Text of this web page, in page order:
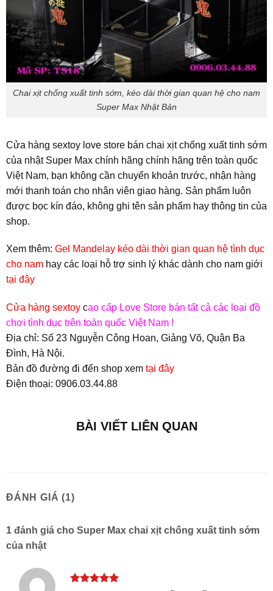
Chai xịt chống xuất tinh sớm, kéo dài thời gian quan hệ cho nam
Super Max Nhật Bản
Cửa hàng sextoy love store bán chai xịt chống xuất tinh sớm
của nhật Super Max chính hãng chính hãng trên toàn quốc
Việt Nam, bạn không cần chuyển khoản trước, nhận hàng
mới thanh toán cho nhân viên giao hàng. Sản phẩm luôn
được bọc kín đáo, không ghi tên sản phẩm hay thông tin của
shop.
Xem thêm: Gel Mandelay kéo dài thời gian quan hệ tình dục
cho nam hay các loại hỗ trợ sinh lý khác dành cho nam giới
tại đây
Cửa hàng sextoy cao cấp Love Store bán tất cả các loại đồ
chơi tình dục trên toàn quốc Việt Nam !
Địa chỉ: Số 23 Nguyễn Công Hoan, Giảng Võ, Quận Ba
Đình, Hà Nội.
Bản đồ đường đi đến shop xem tại đây
Điện thoại: 0906.03.44.88
BÀI VIẾT LIÊN QUAN
ĐÁNH GIÁ (1)
1 đánh giá cho Super Max chai xịt chống xuất tinh sớm
của nhật